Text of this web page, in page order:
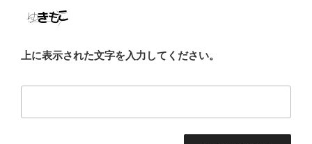
上に表示された文字を入力してください。